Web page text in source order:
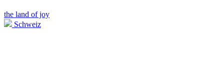
the land of joy
Schweiz